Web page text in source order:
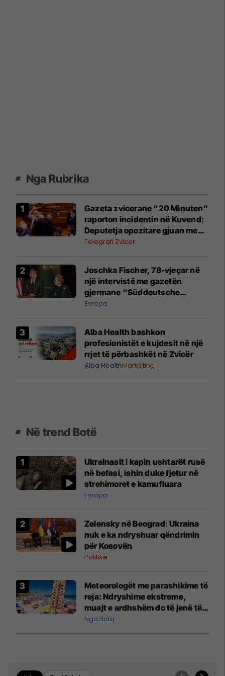
Nga Rubrika
Gazeta zvicerane “20 Minuten”
raporton incidentin në Kuvend:
Deputetja opozitare gjuan me
vezë Albin Kurtin
Telegrafi Zvicer
Joschka Fischer, 78-vjeçar në
një intervistë me gazetën
gjermane “Süddeutsche
Zeitung” mbi zhvillimet
Evropa
Alba Health bashkon
profesionistët e kujdesit në një
rrjet të përbashkët në Zvicër
Alba HealthMarketing
Në trend Botë
Ukrainasit i kapin ushtarët rusë
në befasi, ishin duke fjetur në
strehimoret e kamufluara
Evropa
Zelensky në Beograd: Ukraina
nuk e ka ndryshuar qëndrimin
për Kosovën
Politikë
Meteorologët me parashikime të
reja: Ndryshime ekstreme,
muajt e ardhshëm do të jenë të
pazakontë
Nga Bota